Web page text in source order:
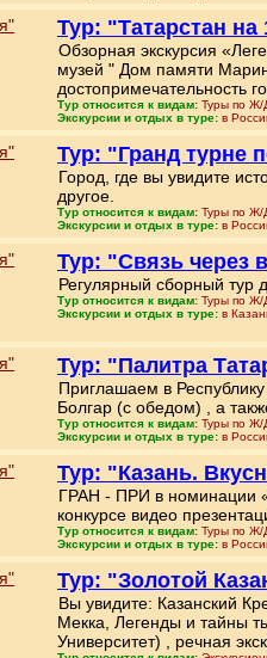
Тур: "Татарстан на
Обзорная экскурсия
музей " Дом памяти
достопримечательность
Тур относится к видам: Туры по Ж/
Экскурсии и отдых в туре: в
Тур: "Гранд турне
Город, где вы увидите
другое.
Тур относится к видам: Туры по Ж/
Экскурсии и отдых в туре: в
Тур: "Связь через
Регулярный сборный тур
Тур относится к видам: Туры по Ж/
Экскурсии и отдых в туре: в
Тур: "Палитра
Приглашаем в
Болгар (с обедом) , а
Тур относится к видам: Туры по Ж/
Экскурсии и отдых в туре: в
Тур: "Казань.
ГРАН - ПРИ в номинации
конкурсе видео
Тур относится к видам: Туры по Ж/
Экскурсии и отдых в туре: в
Тур: "Золотой
Вы увидите: Казанский
Мекка, Легенды и тайны
Университет) , речная